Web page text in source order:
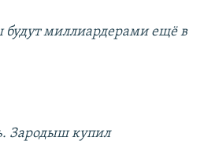
миллиардерами ещё в
Зародыш купил